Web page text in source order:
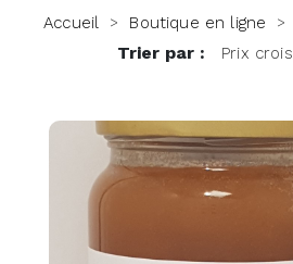
Accueil > Boutique en ligne >
Trier par :